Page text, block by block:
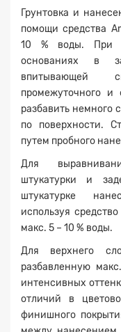
Грунтовка и
помощи средства
10 % воды. При
основаниях в
впитывающей
промежуточного и
разбавить немного
по поверхности.
путем пробного
Для
штукатурки и
штукатурке
используя
макс. 5 – 10 % воды.
Для верхнего
разбавленную
интенсивных
отличий в
финишного